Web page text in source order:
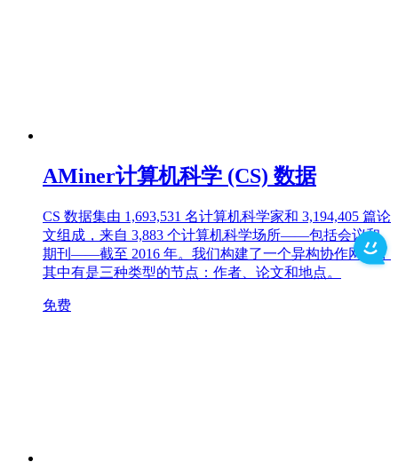
AMiner计算机科学 (CS) 数据
CS 数据集由 1,693,531 名计算机科学家和 3,194,405 篇论
文组成，来自 3,883 个计算机科学场所——包括会议和
期刊——截至 2016 年。我们构建了一个异构协作网络，
其中有是三种类型的节点：作者、论文和地点。
免费